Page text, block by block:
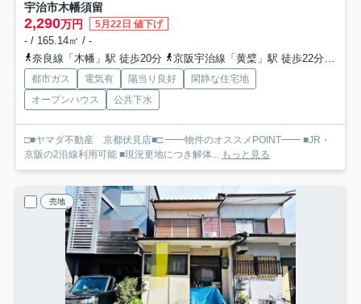
宇治市木幡須留
2,290万円 5月22日 値下げ
- / 165.14㎡ / -
奈良線「木幡」駅 徒歩20分
京阪宇治線「黄檗」駅 徒歩22分
都市ガス 電気有 陽当り良好
閑静な住宅地
オープンハウス
公共下水
□■ヤマダ不動産 京都伏見店■□ ━━物件のオススメPOINT━━ ■JR・
京阪の2沿線利用可能 ■現況更地につき解体... もっと見る
売地